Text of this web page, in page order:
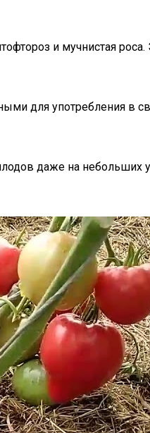
и мучнистая роса.
для употребления в
даже на небольших